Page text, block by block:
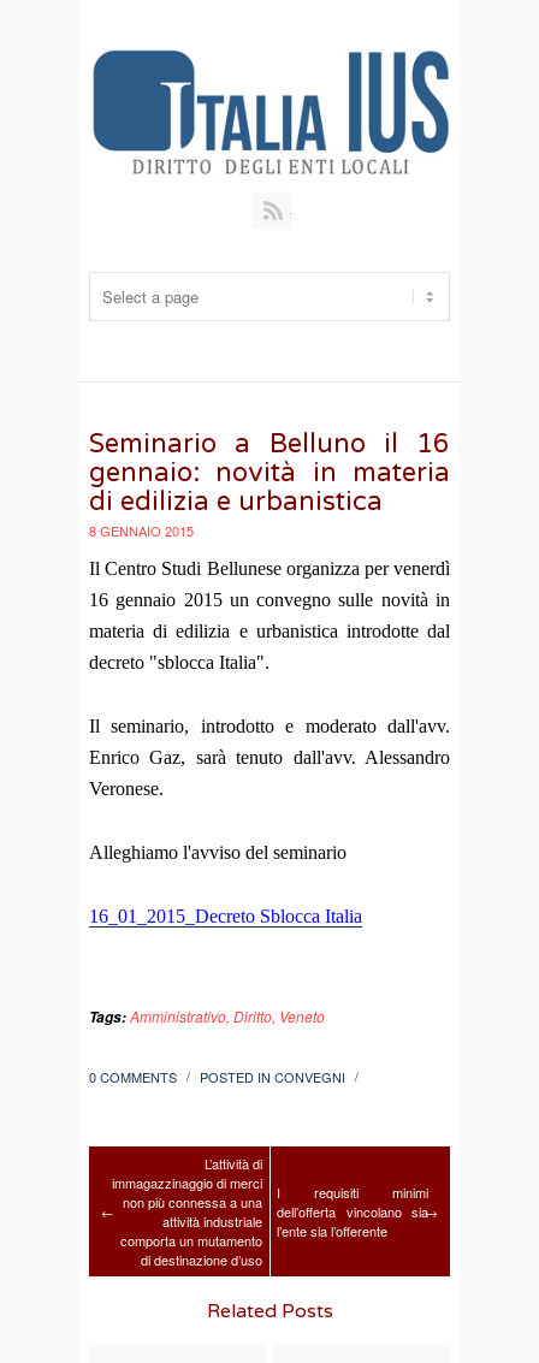
Seminario a Belluno il 16
gennaio: novità in materia
di edilizia e urbanistica
8 GENNAIO 2015
Il Centro Studi Bellunese organizza per venerdì
16 gennaio 2015 un convegno sulle novità in
materia di edilizia e urbanistica introdotte dal
decreto "sblocca Italia".
Il seminario, introdotto e moderato dall'avv.
Enrico Gaz, sarà tenuto dall'avv. Alessandro
Veronese.
Alleghiamo l'avviso del seminario
16_01_2015_Decreto Sblocca Italia
Tags:Amministrativo, Diritto, Veneto
0 COMMENTS / POSTED IN CONVEGNI /
←
L’attività di
immagazzinaggio di merci
non più connessa a una
attività industriale
comporta un mutamento
di destinazione d’uso
I requisiti minimi
dell’offerta vincolano sia
l’ente sia l’offerente
→
Related Posts